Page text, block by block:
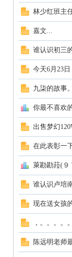
学
林少红班主
嘉文...
谁认识初三
今天6月23
九柒的故事。
你最不喜欢
出售梦幻
在此表彰一
萊勘勘菈(９
谁认识卢培
现在送女孩
，。。。。
陈远明老师